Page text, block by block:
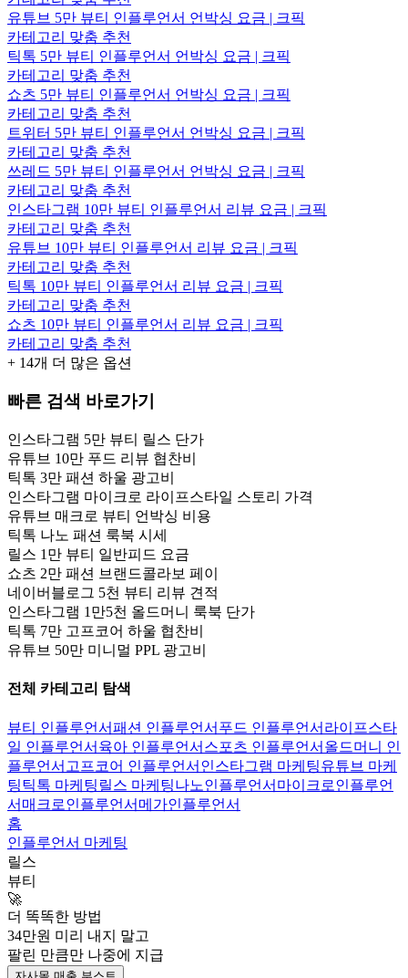
유튜브 5만 뷰티 인플루언서 언박싱 요금 | 크픽
카테고리 맞춤 추천
틱톡 5만 뷰티 인플루언서 언박싱 요금 | 크픽
카테고리 맞춤 추천
쇼츠 5만 뷰티 인플루언서 언박싱 요금 | 크픽
카테고리 맞춤 추천
트위터 5만 뷰티 인플루언서 언박싱 요금 | 크픽
카테고리 맞춤 추천
쓰레드 5만 뷰티 인플루언서 언박싱 요금 | 크픽
카테고리 맞춤 추천
인스타그램 10만 뷰티 인플루언서 리뷰 요금 | 크픽
카테고리 맞춤 추천
유튜브 10만 뷰티 인플루언서 리뷰 요금 | 크픽
카테고리 맞춤 추천
틱톡 10만 뷰티 인플루언서 리뷰 요금 | 크픽
카테고리 맞춤 추천
쇼츠 10만 뷰티 인플루언서 리뷰 요금 | 크픽
카테고리 맞춤 추천
+ 14개 더 많은 옵션
빠른 검색 바로가기
인스타그램 5만 뷰티 릴스 단가
유튜브 10만 푸드 리뷰 협찬비
틱톡 3만 패션 하울 광고비
인스타그램 마이크로 라이프스타일 스토리 가격
유튜브 매크로 뷰티 언박싱 비용
틱톡 나노 패션 룩북 시세
릴스 1만 뷰티 일반피드 요금
쇼츠 2만 패션 브랜드콜라보 페이
네이버블로그 5천 뷰티 리뷰 견적
인스타그램 1만5천 올드머니 룩북 단가
틱톡 7만 고프코어 하울 협찬비
유튜브 50만 미니멀 PPL 광고비
전체 카테고리 탐색
뷰티 인플루언서패션 인플루언서 푸드 인플루언서 라이프스타
일 인플루언서 육아 인플루언서 스포츠 인플루언서 올드머니 인
플루언서 고프코어 인플루언서 인스타그램 마케팅유튜브 마케
팅틱톡 마케팅 릴스 마케팅나노인플루언서 마이크로인플루언
서 매크로인플루언서 메가인플루언서
홈
인플루언서 마케팅
릴스
뷰티
🚀
더 똑똑한 방법
34만원 미리 내지 말고
팔린 만큼만 나중에 지급